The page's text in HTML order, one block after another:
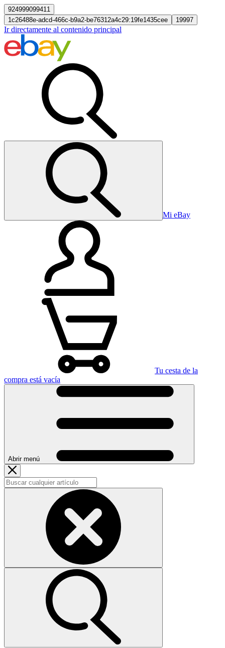
924999099411
1c26488e-adcd-466c-b9a2-be76312a4c29:19fe1435cee
19997
Ir directamente al contenido principal
Mi eBay
Tu cesta de la
compra está vacía
Abrir menú